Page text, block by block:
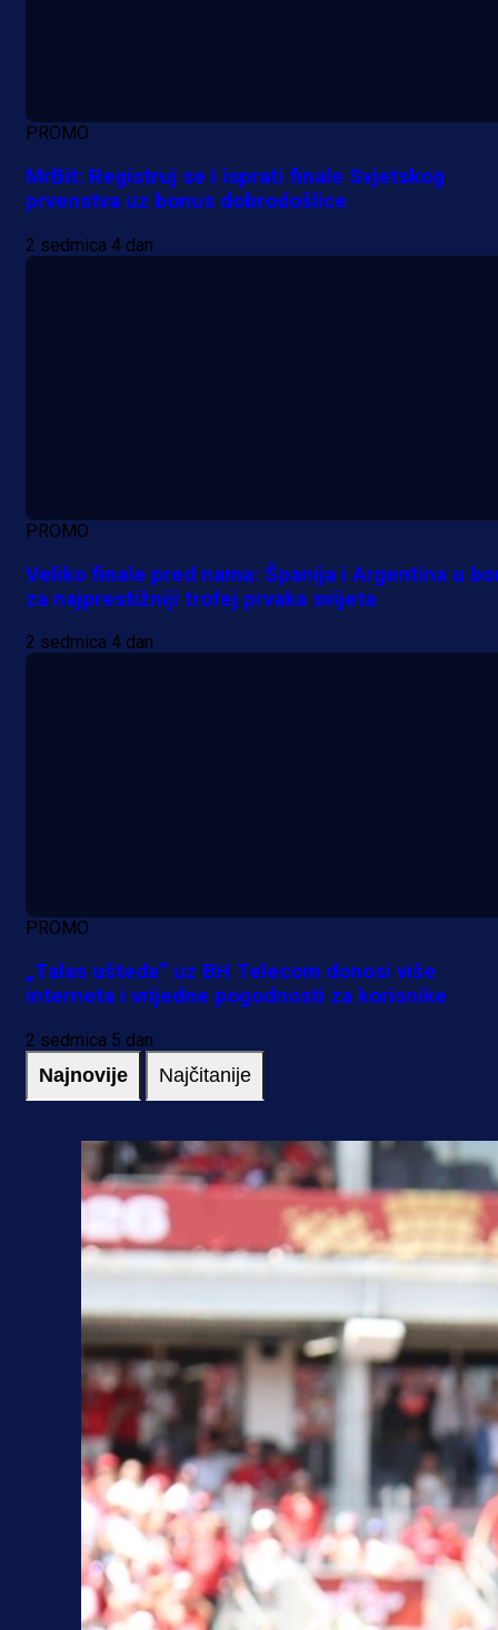
PROMO
MrBit: Registruj se i isprati finale Svjetskog
prvenstva uz bonus dobrodošlice
2 sedmica 4 dan
PROMO
Veliko finale pred nama: Španija i Argentina u
za najprestižniji trofej prvaka svijeta
2 sedmica 4 dan
PROMO
„Talas ušteda“ uz BH Telecom donosi više
interneta i vrijedne pogodnosti za korisnike
2 sedmica 5 dan
Najnovije Najčitanije